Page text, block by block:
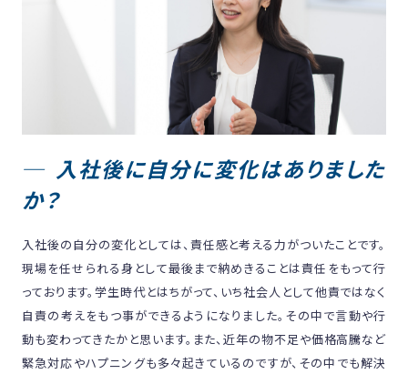
入社後に自分に変化はありました
か？
入社後の自分の変化としては、責任感と考える力がついたことです。
現場を任せられる身として最後まで納めきることは責任をもって行
っております。学生時代とはちがって、いち社会人として他責ではなく
自責の考えをもつ事ができるようになりました。その中で言動や行
動も変わってきたかと思います。また、近年の物不足や価格高騰など
緊急対応やハプニングも多々起きているのですが、その中でも解決